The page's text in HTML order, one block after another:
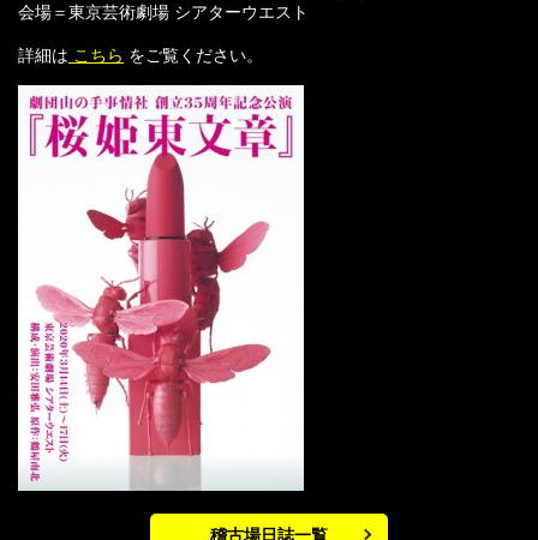
会場＝東京芸術劇場 シアターウエスト
詳細は こちら をご覧ください。
稽古場日誌一覧